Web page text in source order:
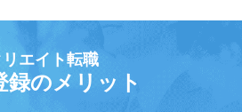
リエイト転職
録のメリット